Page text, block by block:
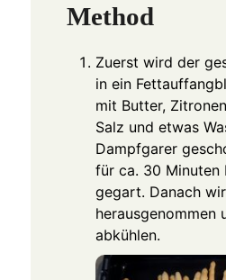
Method
Zuerst wird der
in ein
mit Butter,
Salz und etwas
Dampfgarer
für ca. 30 Minuten
gegart. Danach
herausgenommen
abkühlen.